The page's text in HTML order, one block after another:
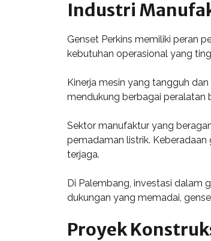
Industri
Genset Perkins memiliki peran
kebutuhan operasional yang
Kinerja mesin yang tangguh
mendukung berbagai peralatan
Sektor manufaktur yang
pemadaman listrik.
terjaga.
Di Palembang, investasi dalam
dukungan yang memadai,
Proyek